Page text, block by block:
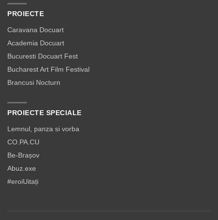
PROIECTE
Caravana Docuart
Academia Docuart
Bucuresti Docuart Fest
Bucharest Art Film Festival
Brancusi Nocturn
PROIECTE SPECIALE
Lemnul, panza si vorba
CO.PA.CU
Be-Brașov
Abuz.exe
#eroiUitați